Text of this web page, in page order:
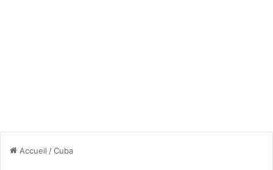
Accueil /Cuba